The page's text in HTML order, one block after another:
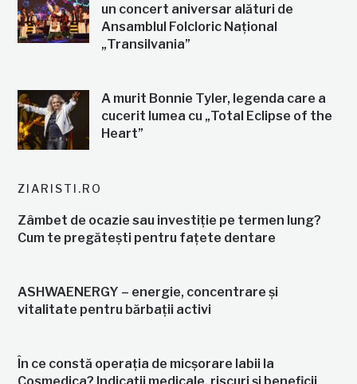
un concert aniversar alături de
Ansamblul Folcloric Național
„Transilvania”
A murit Bonnie Tyler, legenda care a
cucerit lumea cu „Total Eclipse of the
Heart”
ZIARISTI.RO
Zâmbet de ocazie sau investiție pe termen lung?
Cum te pregătești pentru fațete dentare
ASHWAENERGY – energie, concentrare și
vitalitate pentru bărbații activi
În ce constă operația de micșorare labii la
Cosmedica? Indicații medicale, riscuri și beneficii